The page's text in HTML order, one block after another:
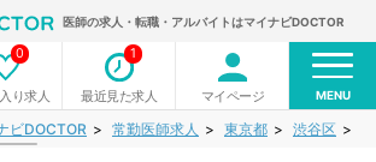
医師の求人・転職・アルバイトはマイナビDOCTOR
り求人
0
最近見た求人
1
マイページ MENU
ビDOCTOR 常勤医師求人 東京都 渋谷区